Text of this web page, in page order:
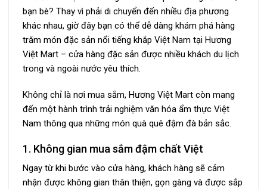
bạn bè? Thay vì phải di chuyển đến nhiều địa phương
khác nhau, giờ đây bạn có thể dễ dàng khám phá hàng
trăm món đặc sản nổi tiếng khắp Việt Nam tại Hương
Việt Mart – cửa hàng đặc sản được nhiều khách du lịch
trong và ngoài nước yêu thích.
Không chỉ là nơi mua sắm, Hương Việt Mart còn mang
đến một hành trình trải nghiệm văn hóa ẩm thực Việt
Nam thông qua những món quà quê đậm đà bản sắc.
1. Không gian mua sắm đậm chất Việt
Ngay từ khi bước vào cửa hàng, khách hàng sẽ cảm
nhận được không gian thân thiện, gọn gàng và được sắp